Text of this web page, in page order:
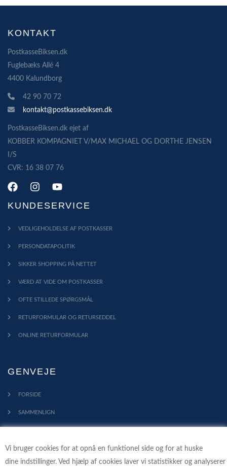
Vi bruger cookies for at opnå en funktionel side og for at huske
dine indstillinger. Ved hjælp af cookies laver vi statistikker og analyserer
KONTAKT
PostkasseBiksen.dk
Fuglebæks Allé 4
4400 Kalundborg
42 90 70 72
kontakt@postkassebiksen.dk
PostkasseBiksen.dk ejet af
KOBBER KOMPAGNIET V/MAX MICHAEL OG DORTHE JENSEN
I/S
CVR: 16 38 07 76
KUNDESERVICE
VEDLIGEHOLDELSE AF POSTKASSER
PERSONDATAPOLITIK
SIKKER SHOPPING PÅ NETTET
VÆRD AT VIDE OM POSTKASSER
OFTE STILLEDE SPØRGSMÅL
RETURFORMULAR OG RETURSEDDEL
ONLINE RETURFORMULAR
GENVEJE
FORSIDE
SAMMENLIGN
PROFIL
HANDELSBETINGELSER